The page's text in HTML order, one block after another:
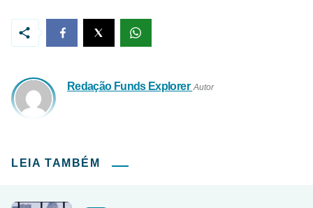
Redação Funds Explorer Autor
LEIA TAMBÉM